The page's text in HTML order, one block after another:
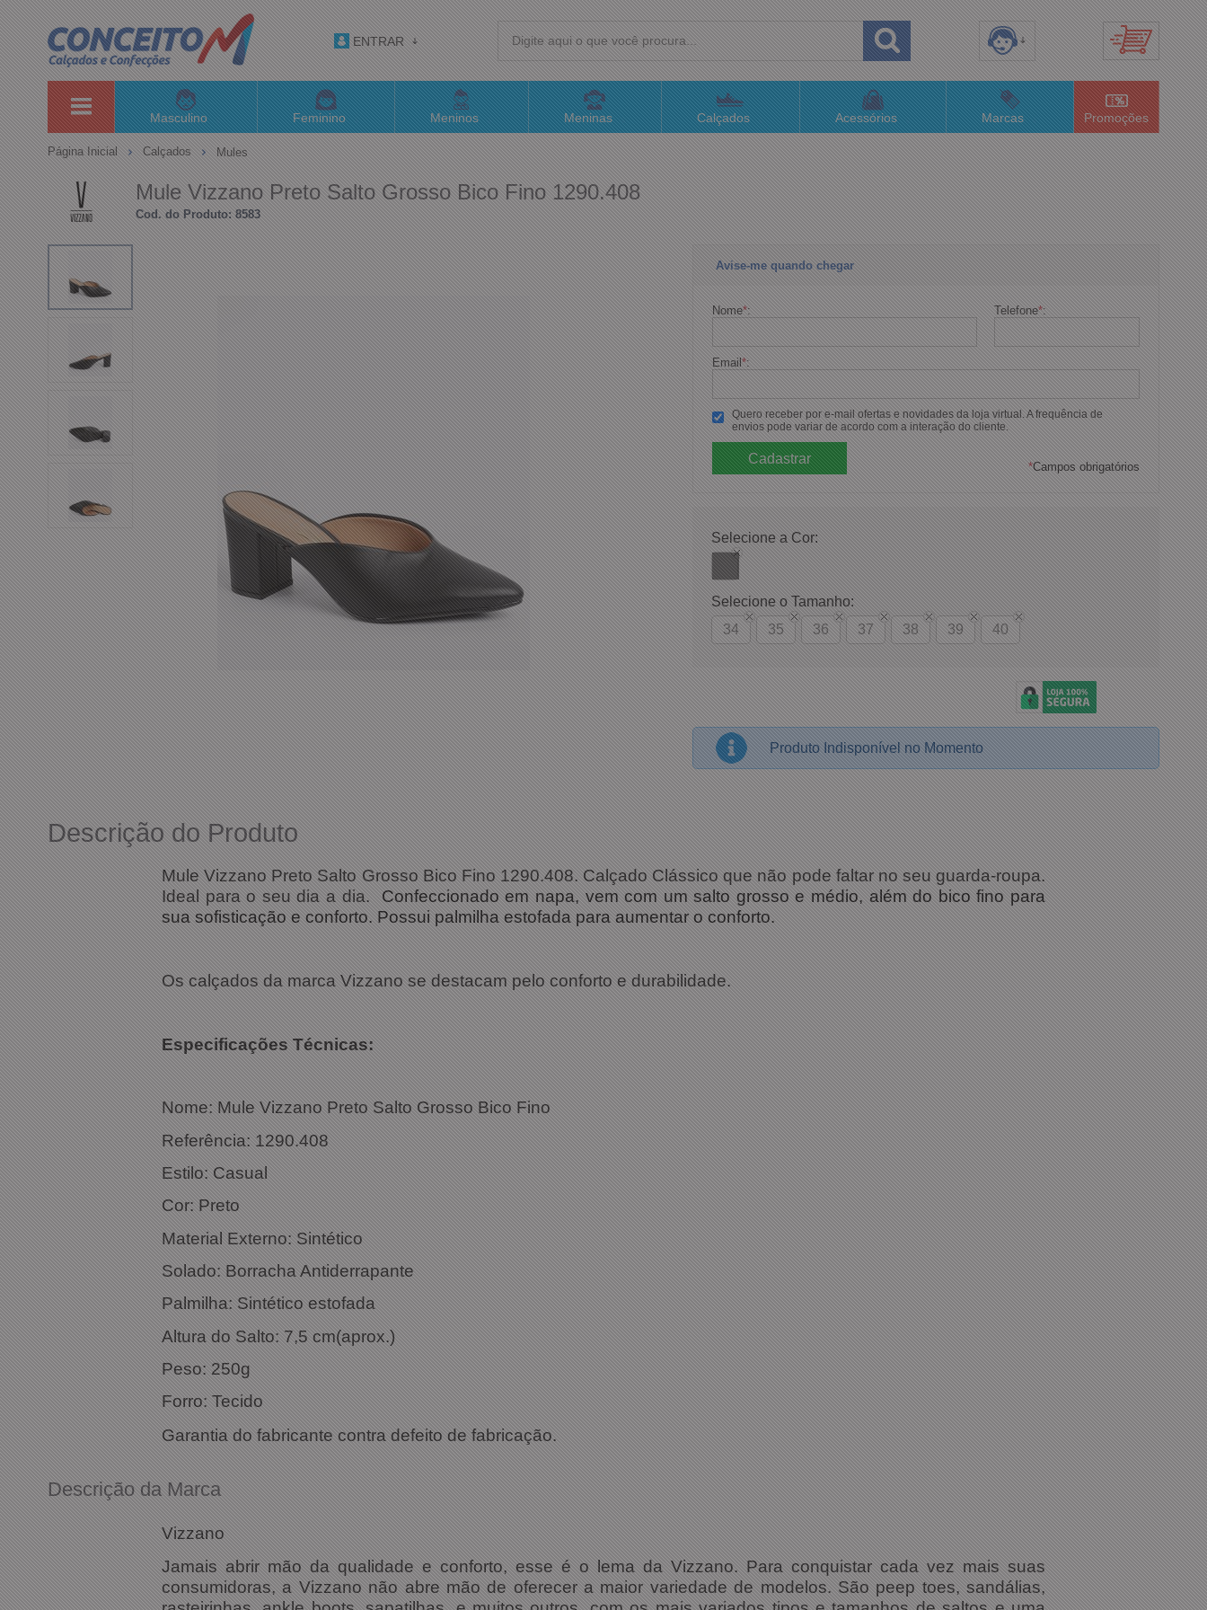
ENTRAR
(48) 3658-4820
(48)996063435
sac@lojaconceitom.com.br
Atendimento Online
Masculino Feminino Meninos Meninas Calçados Acessórios Marcas Promoções
Página Inicial Calçados Mules
Mule Vizzano Preto Salto Grosso Bico Fino 1290.408
Cod. do Produto: 8583
Avise-me quando chegar
Nome*: Telefone*:
Email*:
Quero receber por e-mail ofertas e novidades da loja virtual. A frequência de
envios pode variar de acordo com a interação do cliente.
*Campos obrigatórios
Selecione a Cor:
Selecione o Tamanho:
34
35 36 37 38 39 40
Produto Indisponível no Momento
Descrição do Produto
Mule Vizzano Preto Salto Grosso Bico Fino 1290.408. Calçado Clássico que não pode faltar no seu guarda-roupa.
Ideal para o seu dia a dia.Confeccionado em napa, vem com um salto grosso e médio, além do bico fino para
sua sofisticação e conforto. Possui palmilha estofada para aumentar o conforto.
Os calçados da marca Vizzano se destacam pelo conforto e durabilidade.
Especificações Técnicas:
Nome: Mule Vizzano Preto Salto Grosso Bico Fino
Referência: 1290.408
Estilo: Casual
Cor: Preto
Material Externo: Sintético
Solado: Borracha Antiderrapante
Palmilha: Sintético estofada
Altura do Salto: 7,5 cm(aprox.)
Peso: 250g
Forro: Tecido
Garantia do fabricante contra defeito de fabricação.
Descrição da Marca
Vizzano
Jamais abrir mão da qualidade e conforto, esse é o lema da Vizzano. Para conquistar cada vez mais suas
consumidoras, a Vizzano não abre mão de oferecer a maior variedade de modelos. São peep toes, sandálias,